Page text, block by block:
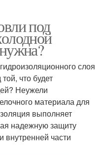
под
слоя
что будет
Неужели
материала для
выполняет
надежную защиту
внутренней части